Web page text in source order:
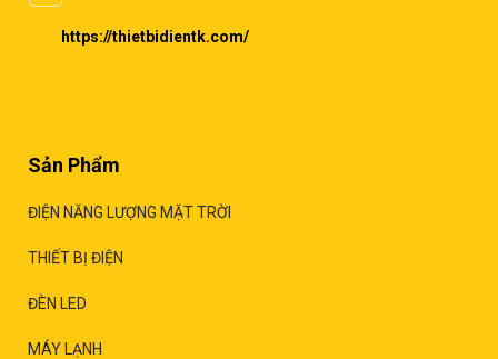
https://thietbidientk.com/
Sản Phẩm
ĐIỆN NĂNG LƯỢNG MẶT TRỜI
THIẾT BỊ ĐIỆN
ĐÈN LED
MÁY LẠNH